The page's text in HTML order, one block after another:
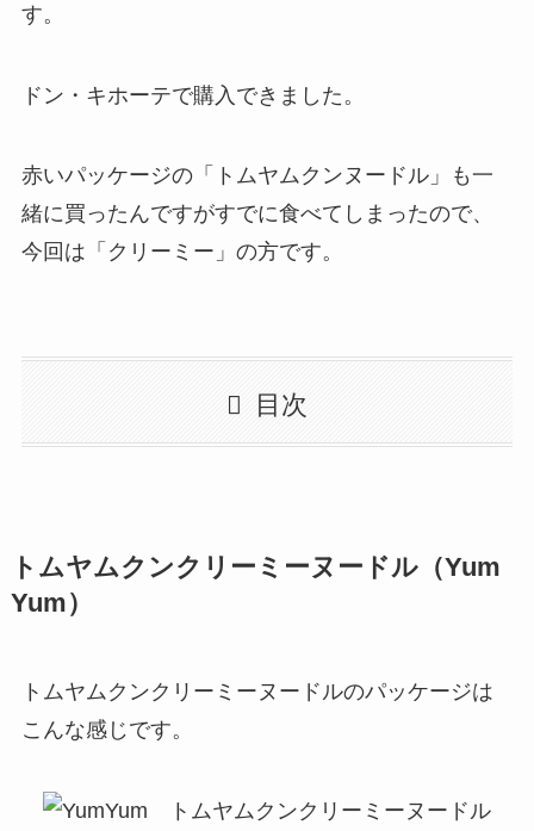
す。
ドン・キホーテで購入できました。
赤いパッケージの「トムヤムクンヌードル」も一
緒に買ったんですがすでに食べてしまったので、
今回は「クリーミー」の方です。
目次
トムヤムクンクリーミーヌードル（Yum
Yum）
トムヤムクンクリーミーヌードルのパッケージは
こんな感じです。